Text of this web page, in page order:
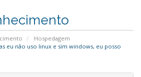
Hospedagem
eu não uso linux e sim windows, eu posso